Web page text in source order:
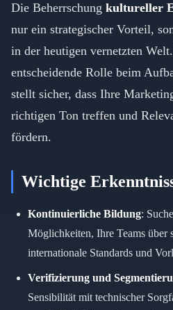
Die Beherrschung kultureller
nur ein strategischer Vorteil,
in der heutigen vernetzten
entscheidende Rolle beim
stellt sicher, dass Ihre
richtigen Ton treffen und
fördern.
Wichtige
Kontinuierliche Bildung:
Möglichkeiten, Ihre Teams über
internationale Standards und
Verifizierung und
Sensibilität mit technischer